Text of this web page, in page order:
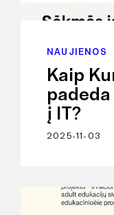
NAUJIENOS
Kaip
į IT?
2025-11-03